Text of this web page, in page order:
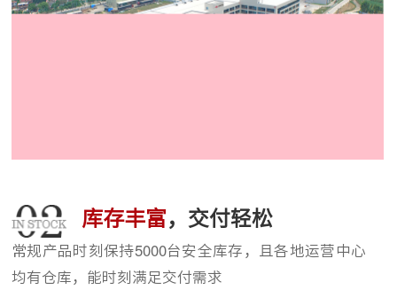
库存丰富 ，交付轻松
常规产品时刻保持5000台安全库存，且各地运营中心
均有仓库，能时刻满足交付需求